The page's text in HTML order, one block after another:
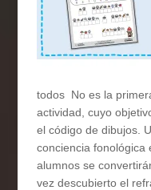
todos No es la
actividad, cuyo
el código de dibujos.
conciencia fonológica
alumnos se
vez descubierto el